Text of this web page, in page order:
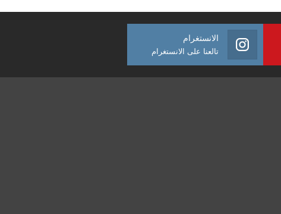
الانستغرام
تالعنا على الانستغرام